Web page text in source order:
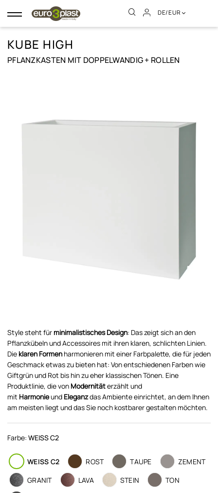
Umschalten
der
DE/EUR
KUBE HIGH
PFLANZKASTEN MIT DOPPELWANDIG + ROLLEN
Style steht für minimalistisches Design: Das zeigt sich an den
Pflanzkübeln und Accessoires mit ihren klaren, schlichten Linien.
Die klaren Formen harmonieren mit einer Farbpalette, die für jeden
Geschmack etwas zu bieten hat: Von entschiedenen Farben wie
Giftgrün und Rot bis hin zu eher klassischen Tönen. Eine
Produktlinie, die von Modernitäterzählt und
mit Harmonieund Eleganzdas Ambiente einrichtet, an dem Ihnen
am meisten liegt und das Sie noch kostbarer gestalten möchten.
Farbe: WEISS C2
WEISS C2 ROST TAUPE
ZEMENT
GRANIT
LAVA STEIN
TON